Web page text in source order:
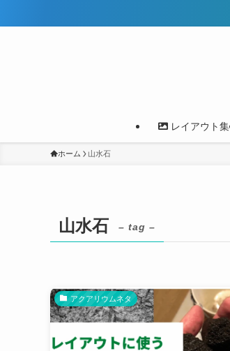
レイアウト集
ホーム 山水石
山水石 – tag –
アクアリウムネタ